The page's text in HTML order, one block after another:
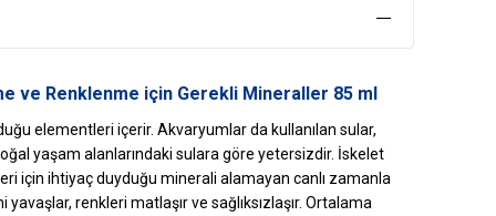
ve Renklenme için Gerekli Mineraller 85 ml
elementleri içerir. Akvaryumlar da kullanılan sular,
yaşam alanlarındaki sulara göre yetersizdir. İskelet
için ihtiyaç duyduğu minerali alamayan canlı zamanla
yavaşlar, renkleri matlaşır ve sağlıksızlaşır. Ortalama